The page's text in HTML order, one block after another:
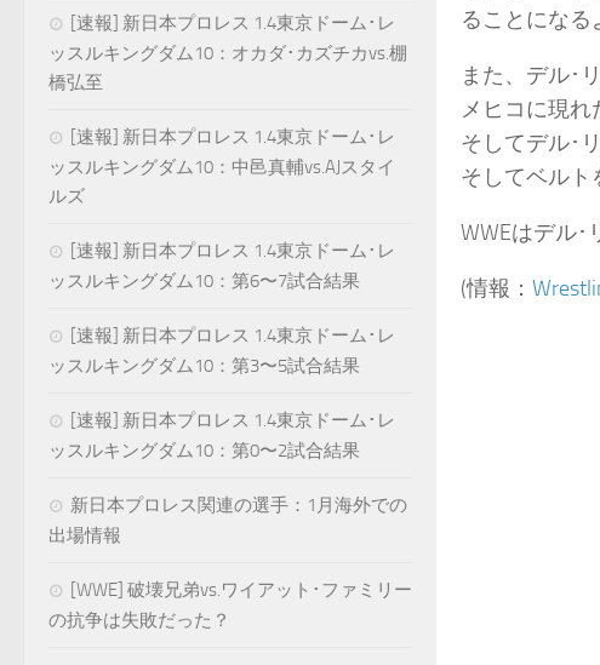
ることになる
また、デル･
メヒコに現れ
そしてデル･
そしてベルト
WWEはデル･
(情報：
[速報] 新日本プロレス 1.4東京ドーム･レ
ッスルキングダム10：オカダ･カズチカvs.棚
橋弘至
[速報] 新日本プロレス 1.4東京ドーム･レ
ッスルキングダム10：中邑真輔vs.AJスタイ
ルズ
[速報] 新日本プロレス 1.4東京ドーム･レ
ッスルキングダム10：第6〜7試合結果
[速報] 新日本プロレス 1.4東京ドーム･レ
ッスルキングダム10：第3〜5試合結果
[速報] 新日本プロレス 1.4東京ドーム･レ
ッスルキングダム10：第0〜2試合結果
新日本プロレス関連の選手：1月海外での
出場情報
[WWE] 破壊兄弟vs.ワイアット･ファミリー
の抗争は失敗だった？